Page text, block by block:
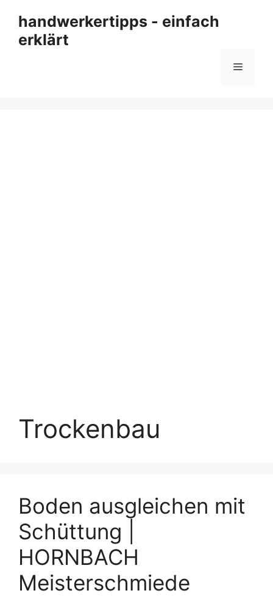
Inhalt
springen
handwerkertipps - einfach
erklärt
Menü
Trockenbau
Boden ausgleichen mit
Schüttung |
HORNBACH
Meisterschmiede